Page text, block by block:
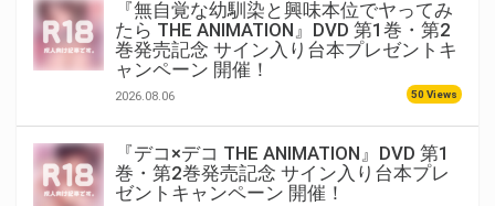
『無自覚な幼馴染と興味本位でヤってみ
たら THE ANIMATION』DVD 第1巻・第2
巻発売記念 サイン入り台本プレゼントキ
ャンペーン 開催！
2026.08.06 50 Views
『デコ×デコ THE ANIMATION』DVD 第1
巻・第2巻発売記念 サイン入り台本プレ
ゼントキャンペーン 開催！